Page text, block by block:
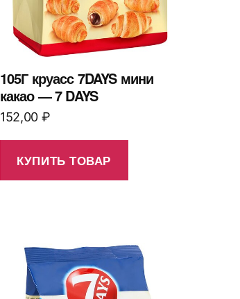
105Г круасс 7DAYS мини
какао — 7 DAYS
152,00 ₽
КУПИТЬ ТОВАР